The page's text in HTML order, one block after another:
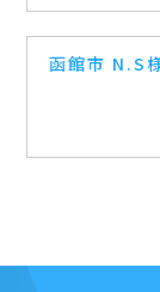
函館市 N.S